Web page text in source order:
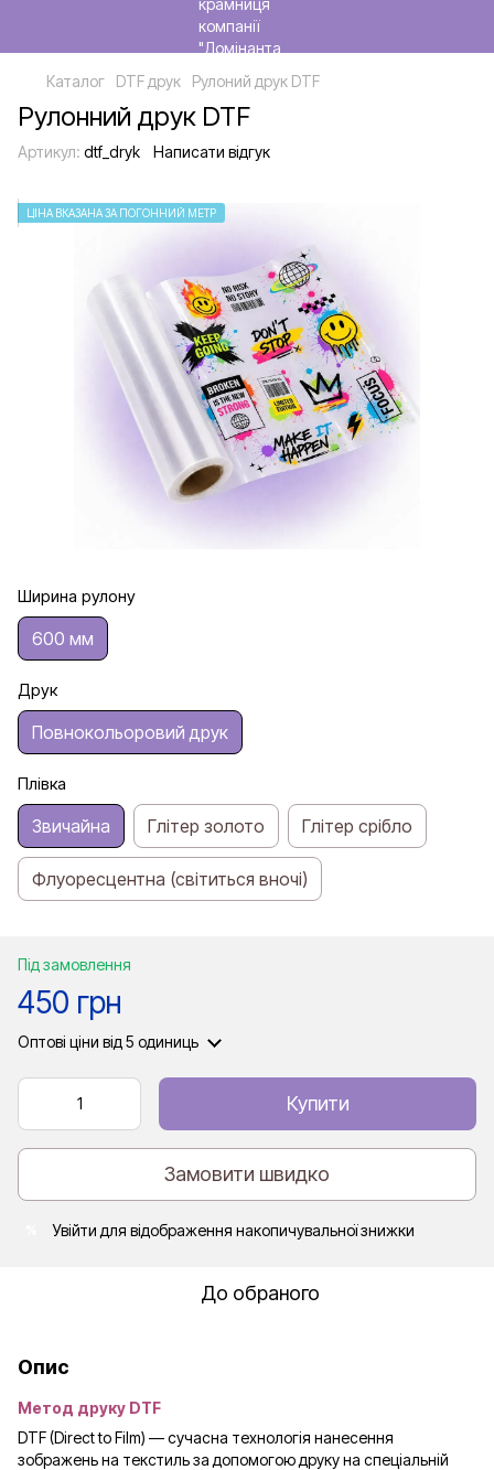
Каталог DTF друк Рулоний друк DTF
Рулонний друк DTF
Артикул: dtf_dryk Написати відгук
ЦІНА ВКАЗАНА ЗА ПОГОННИЙ МЕТР
Ширина рулону
600 мм
Друк
Повнокольоровий друк
Плівка
Звичайна Глітер золото Глітер срібло
Флуоресцентна (світиться вночі)
Під замовлення
450 грн
Оптові ціни від 5 одиниць
Купити
Замовити швидко
Увійти для відображення накопичувальної знижки
До обраного
Опис
Метод друку DTF
DTF (Direct to Film) — сучасна технологія нанесення
зображень на текстиль за допомогою друку на спеціальній